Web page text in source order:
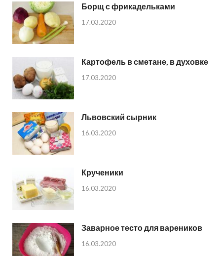
Борщ с фрикадельками
17.03.2020
Картофель в сметане, в духовке
17.03.2020
Львовский сырник
16.03.2020
Крученики
16.03.2020
Заварное тесто для вареников
16.03.2020